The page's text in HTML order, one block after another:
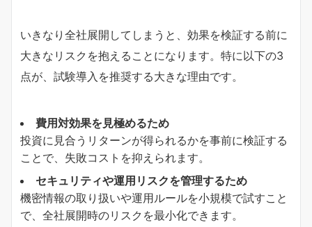
いきなり全社展開してしまうと、効果を検証する前に
大きなリスクを抱えることになります。特に以下の3
点が、試験導入を推奨する大きな理由です。
費用対効果を見極めるため
投資に見合うリターンが得られるかを事前に検証する
ことで、失敗コストを抑えられます。
セキュリティや運用リスクを管理するため
機密情報の取り扱いや運用ルールを小規模で試すこと
で、全社展開時のリスクを最小化できます。